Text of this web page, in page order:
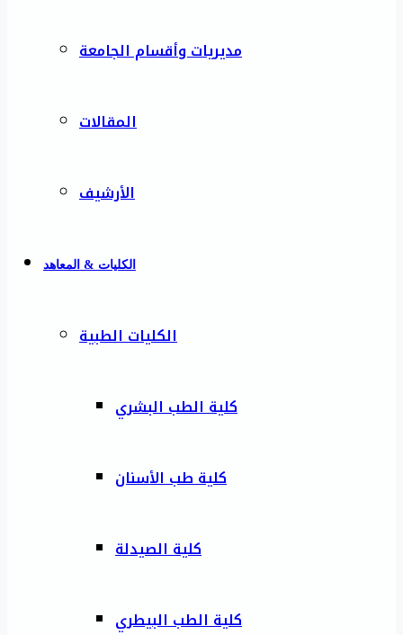
مديريات وأقسام الجامعة
المقالات
الأرشيف
الكليات & المعاهد
الكليات الطبية
كلية الطب البشري
كلية طب الأسنان
كلية الصيدلة
كلية الطب البيطري